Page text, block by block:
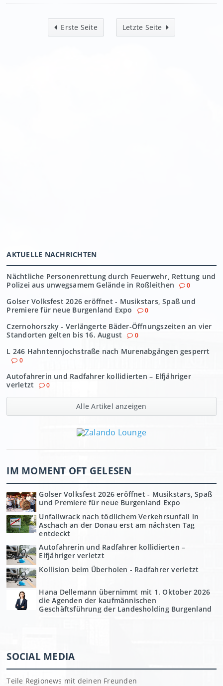
Erste Seite Letzte Seite
AKTUELLE NACHRICHTEN
Nächtliche Personenrettung durch Feuerwehr, Rettung und
Polizei aus unwegsamem Gelände in Roßleithen
0
Golser Volksfest 2026 eröffnet - Musikstars, Spaß und
Premiere für neue Burgenland Expo
0
Czernohorszky - Verlängerte Bäder-Öffnungszeiten an vier
Standorten gelten bis 16. August
0
L 246 Hahntennjochstraße nach Murenabgängen gesperrt
0
Autofahrerin und Radfahrer kollidierten – Elfjähriger
verletzt
0
Alle Artikel anzeigen
IM MOMENT OFT GELESEN
Golser Volksfest 2026 eröffnet - Musikstars, Spaß
und Premiere für neue Burgenland Expo
Unfallwrack nach tödlichem Verkehrsunfall in
Aschach an der Donau erst am nächsten Tag
entdeckt
Autofahrerin und Radfahrer kollidierten –
Elfjähriger verletzt
Kollision beim Überholen - Radfahrer verletzt
Hana Dellemann übernimmt mit 1. Oktober 2026
die Agenden der kaufmännischen
Geschäftsführung der Landesholding Burgenland
SOCIAL MEDIA
Teile Regionews mit deinen Freunden